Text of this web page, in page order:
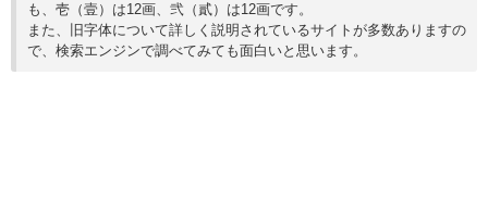
も、壱（壹）は12画、弐（貳）は12画です。
また、旧字体について詳しく説明されているサイトが多数ありますの
で、検索エンジンで調べてみても面白いと思います。